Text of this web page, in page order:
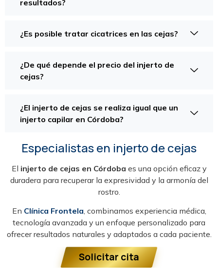
resultados?
¿Es posible tratar cicatrices en las cejas?
¿De qué depende el precio del injerto de
cejas?
¿El injerto de cejas se realiza igual que un
injerto capilar en Córdoba?
Especialistas en injerto de cejas
El injerto de cejas en Córdoba es una opción eficaz y
duradera para recuperar la expresividad y la armonía del
rostro.
En Clínica Frontela , combinamos experiencia médica,
tecnología avanzada y un enfoque personalizado para
ofrecer resultados naturales y adaptados a cada paciente.
Solicitar cita